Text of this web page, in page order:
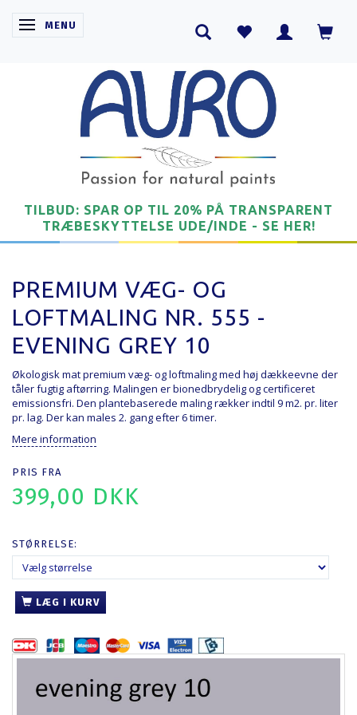
SKIFTE NAVIGATION
MENU
TILBUD: SPAR OP TIL 20% PÅ TRANSPARENT
TRÆBESKYTTELSE UDE/INDE - SE HER!
PREMIUM VÆG- OG
LOFTMALING NR. 555 -
EVENING GREY 10
Økologisk mat premium væg- og loftmaling med høj dækkeevne der
tåler fugtig aftørring. Malingen er bionedbrydelig og certificeret
emissionsfri. Den plantebaserede maling rækker indtil 9 m2. pr. liter
pr. lag. Der kan males 2. gang efter 6 timer.
Mere information
PRIS FRA
399,00 DKK
STØRRELSE:
LÆG I KURV